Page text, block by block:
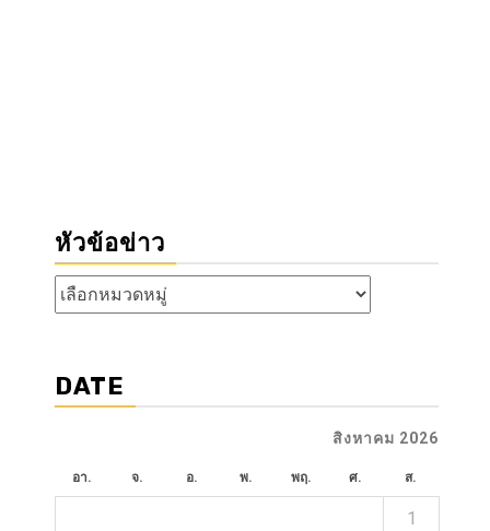
หัวข้อข่าว
หัวข้อ
ข่าว
DATE
สิงหาคม 2026
อา. จ. อ. พ. พฤ. ศ. ส.
1